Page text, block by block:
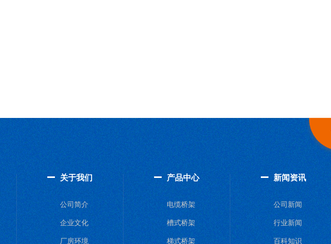
关于我们
公司简介
企业文化
厂房环境
产品中心
电缆桥架
槽式桥架
梯式桥架
新闻资讯
公司新闻
行业新闻
百科知识